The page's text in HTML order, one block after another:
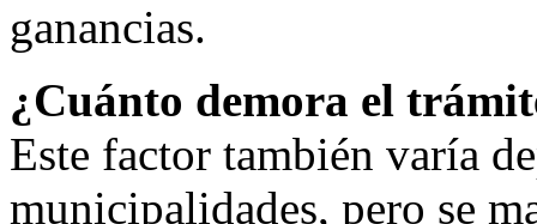
ganancias.
¿Cuánto demora el
Este factor también varía
municipalidades, pero se